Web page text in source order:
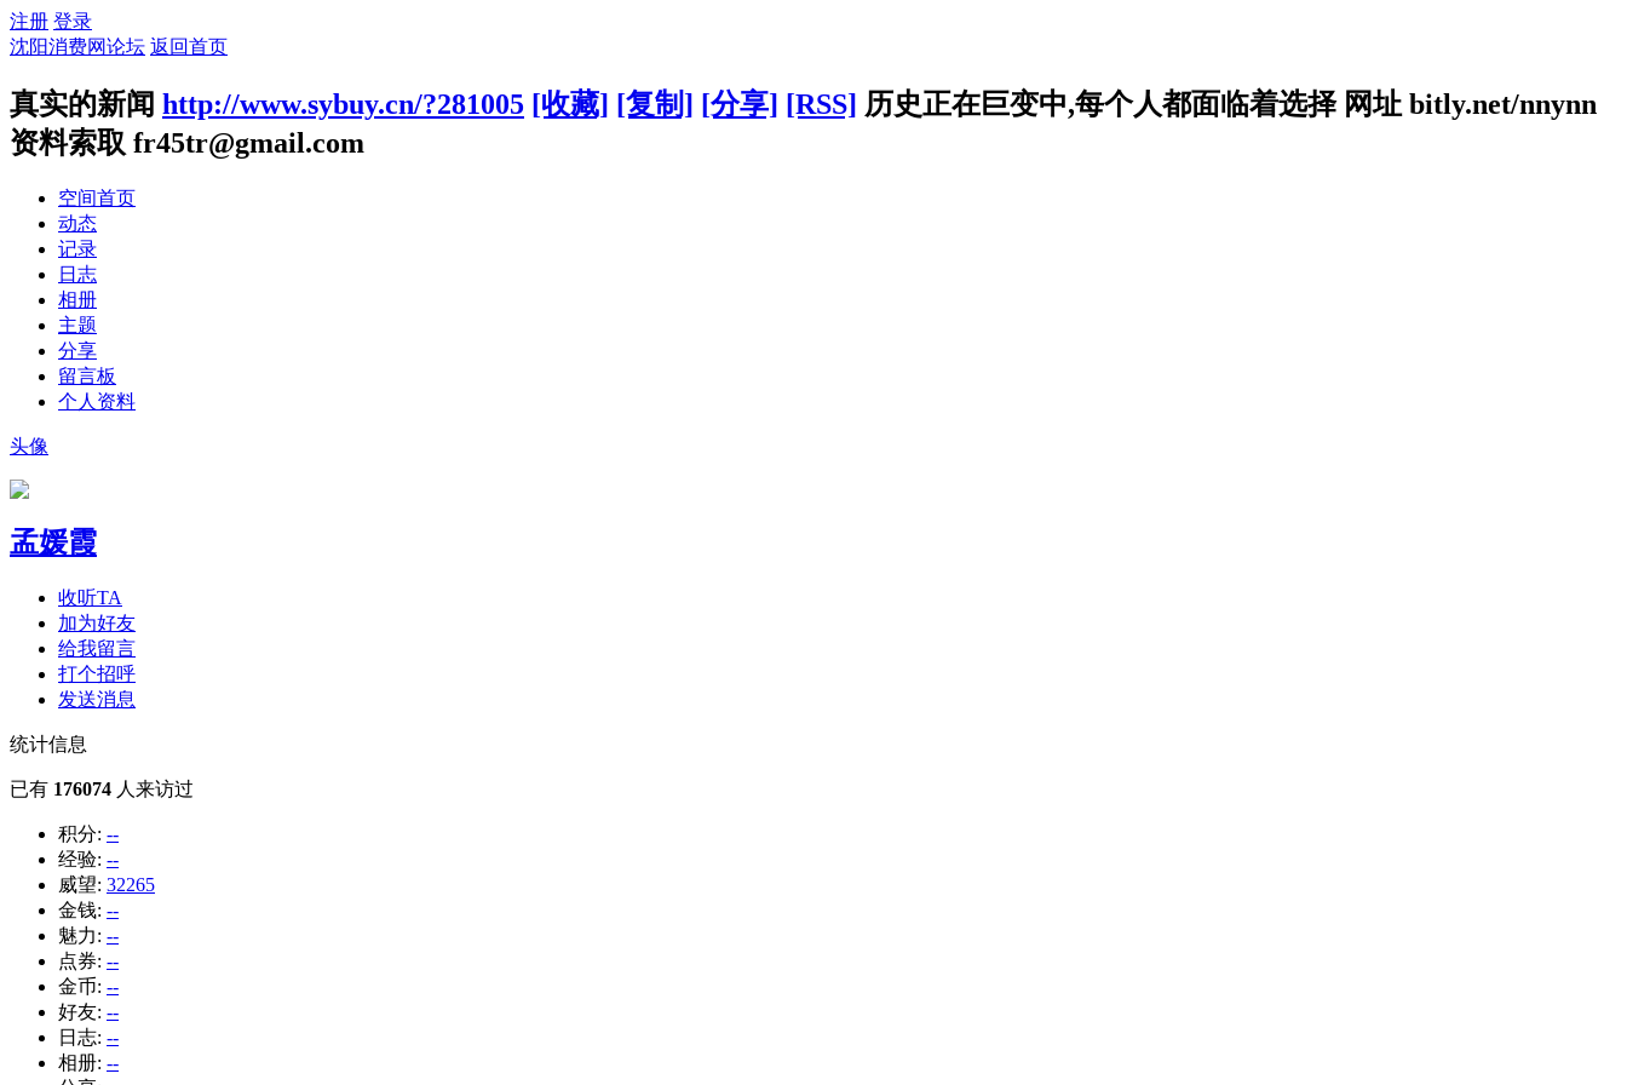
注册 登录
沈阳消费网论坛 返回首页
真实的新闻 http://www.sybuy.cn/?281005 [收藏] [复制] [分享] [RSS] 历史正在巨变中,每个人都面临着选择 网址 bitly.net/nnynn
资料索取 fr45tr@gmail.com
空间首页
动态
记录
日志
相册
主题
分享
留言板
个人资料
头像
孟媛霞
收听TA
加为好友
给我留言
打个招呼
发送消息
统计信息
已有 176074 人来访过
积分: --
经验: --
威望: 32265
金钱: --
魅力: --
点券: --
金币: --
好友: --
日志: --
相册: --